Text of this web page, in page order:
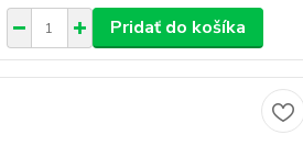
Pridať do košíka